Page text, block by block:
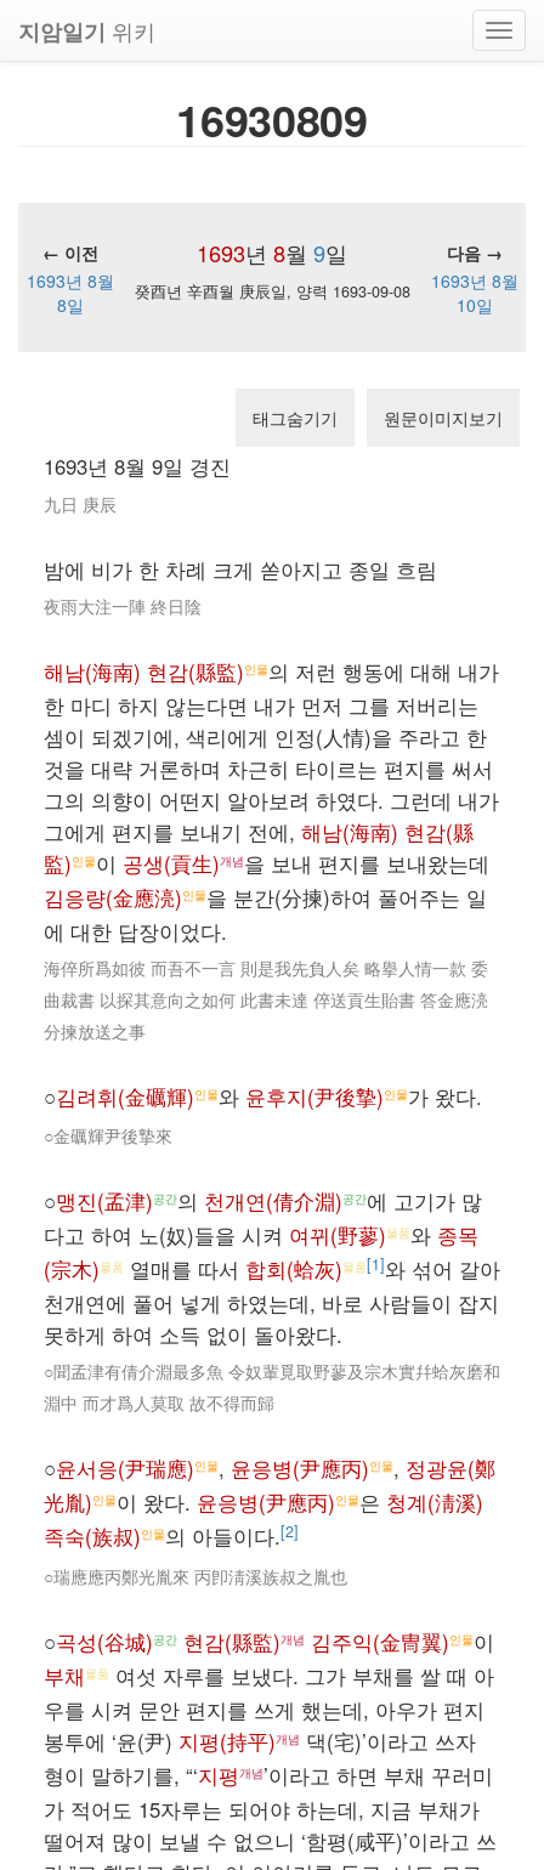
지암일기 위키
16930809
1693년 8월 9일
← 이전
다음 →
1693년 8월
8일
癸酉년 辛酉월 庚辰일, 양력 1693-09-08
1693년 8월
10일
태그숨기기 원문이미지보기
1693년 8월 9일 경진
九日 庚辰
밤에 비가 한 차례 크게 쏟아지고 종일 흐림
夜雨大注一陣 終日陰
해남(海南) 현감(縣監)인물의 저런 행동에 대해 내가
한 마디 하지 않는다면 내가 먼저 그를 저버리는
셈이 되겠기에, 색리에게 인정(人情)을 주라고 한
것을 대략 거론하며 차근히 타이르는 편지를 써서
그의 의향이 어떤지 알아보려 하였다. 그런데 내가
그에게 편지를 보내기 전에, 해남(海南) 현감(縣
監)인물이 공생(貢生)개념을 보내 편지를 보내왔는데
김응량(金應湸)인물을 분간(分揀)하여 풀어주는 일
에 대한 답장이었다.
海倅所爲如彼 而吾不一言 則是我先負人矣 略擧人情一款 委
曲裁書 以探其意向之如何 此書未達 倅送貢生貽書 答金應湸
分揀放送之事
○김려휘(金礪輝)인물와 윤후지(尹後摯)인물가 왔다.
○金礪輝尹後摯來
○맹진(孟津)공간의 천개연(倩介淵)공간에 고기가 많
다고 하여 노(奴)들을 시켜 여뀌(野蓼)물품와 종목
(宗木)물품 열매를 따서 합회(蛤灰)물품[1]와 섞어 갈아
천개연에 풀어 넣게 하였는데, 바로 사람들이 잡지
못하게 하여 소득 없이 돌아왔다.
○聞孟津有倩介淵最多魚 令奴輩覓取野蓼及宗木實幷蛤灰磨和
淵中 而才爲人莫取 故不得而歸
○윤서응(尹瑞應)인물, 윤응병(尹應丙)인물, 정광윤(鄭
光胤)인물이 왔다. 윤응병(尹應丙)인물은 청계(淸溪)
족숙(族叔)인물의 아들이다.[2]
○瑞應應丙鄭光胤來 丙卽淸溪族叔之胤也
○곡성(谷城)공간 현감(縣監)개념 김주익(金冑翼)인물이
부채 물품 여섯 자루를 보냈다. 그가 부채를 쌀 때 아
우를 시켜 문안 편지를 쓰게 했는데, 아우가 편지
봉투에 ‘윤(尹) 지평(持平)개념 댁(宅)’이라고 쓰자
형이 말하기를, “‘지평 개념’이라고 하면 부채 꾸러미
가 적어도 15자루는 되어야 하는데, 지금 부채가
떨어져 많이 보낼 수 없으니 ‘함평(咸平)’이라고 쓰